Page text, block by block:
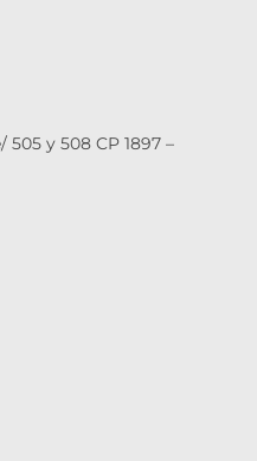
y 508 CP 1897 –